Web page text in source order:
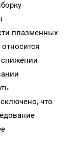
плазменных
что